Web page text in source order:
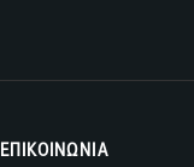
ΕΠΙΚΟΙΝΩΝΙΑ